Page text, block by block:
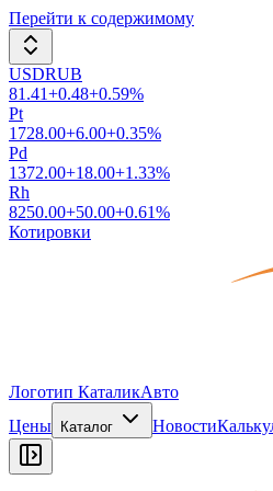
Перейти к содержимому
USDRUB
81.41+0.48+0.59%
Pt
1728.00+6.00+0.35%
Pd
1372.00+18.00+1.33%
Rh
8250.00+50.00+0.61%
Котировки
Логотип КаталикАвто
Цены
Каталог Новости